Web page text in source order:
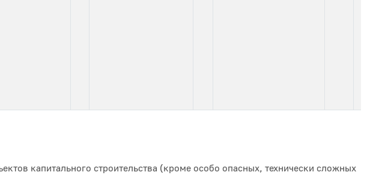
капитального строительства (кроме особо опасных, технически сложных